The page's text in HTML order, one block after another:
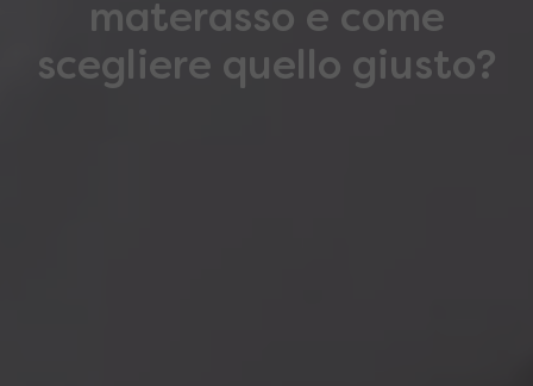
materasso e come
scegliere quello giusto?